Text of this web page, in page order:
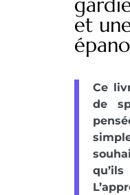
et
Ce
de